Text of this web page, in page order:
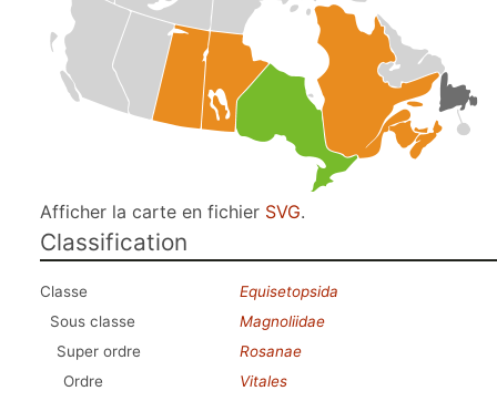
Afficher la carte en fichier SVG.
Classification
Classe
Equisetopsida
Sous classe
Magnoliidae
Super ordre
Rosanae
Ordre
Vitales